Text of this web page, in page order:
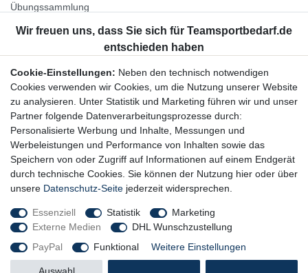
Übungssammlung
Unternehmen
Widerrufsrecht
Bestellung widerrufen
Datenschutzerklärung
AGB
Impressum
Newsletter
Newsletter-Anmeldung
Cookie-Einstellungen: Neben den technisch notwendigen
Cookies verwenden wir Cookies, um die Nutzung unserer Website
zu analysieren. Unter Statistik und Marketing führen wir und unser
Partner folgende Datenverarbeitungsprozesse durch:
Personalisierte Werbung und Inhalte, Messungen und
Werbeleistungen und Performance von Inhalten sowie das
Speichern von oder Zugriff auf Informationen auf einem Endgerät
durch technische Cookies. Sie können der Nutzung hier oder über
unsere Datenschutz-Seite jederzeit widersprechen.
Essenziell Statistik
Marketing
Externe Medien
DHL Wunschzustellung
PayPal
Funktional Weitere Einstellungen